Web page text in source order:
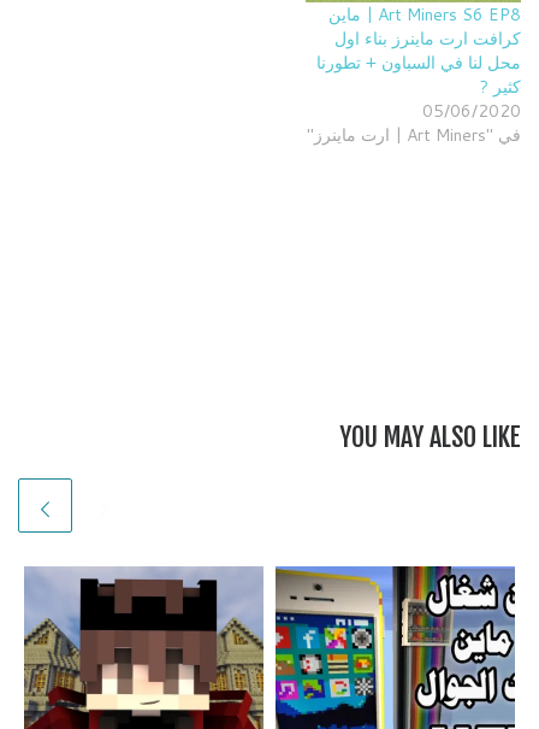
Art Miners S6 EP8 | ماين
كرافت ارت ماينرز بناء اول
محل لنا في السباون + تطورنا
كثير ?
05/06/2020
في "Art Miners | ارت ماينرز"
YOU MAY ALSO LIKE